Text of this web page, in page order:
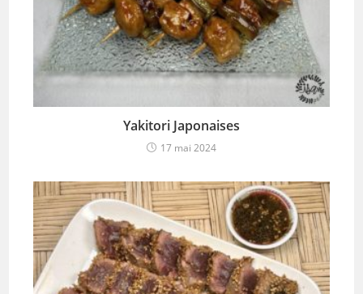
Yakitori Japonaises
17 mai 2024